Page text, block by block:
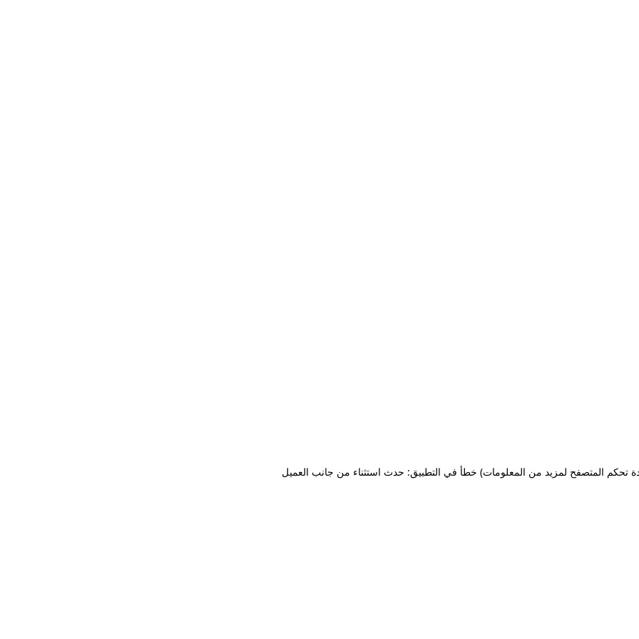
خطأ في التطبيق: حدث استثناء من جانب العميل تحكم المتصفح لمزيد من المعلومات)